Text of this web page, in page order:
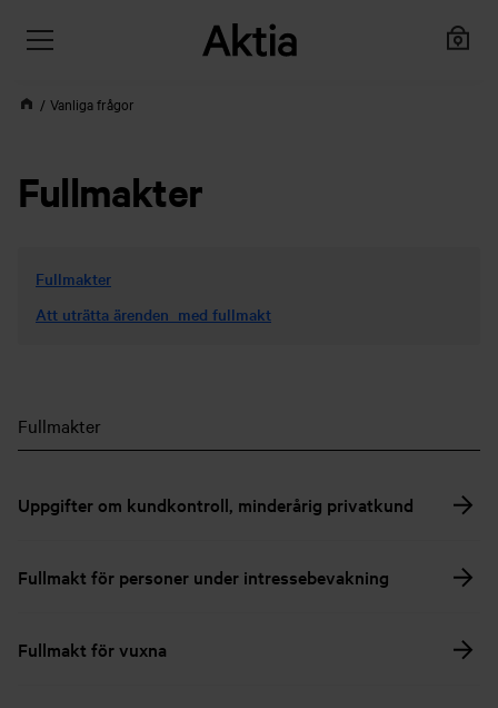
Vanliga frågor
Fullmakter
Fullmakter
Att uträtta ärenden med fullmakt
Fullmakter
Uppgifter om kundkontroll, minderårig privatkund
Fullmakt för personer under intressebevakning
Fullmakt för vuxna